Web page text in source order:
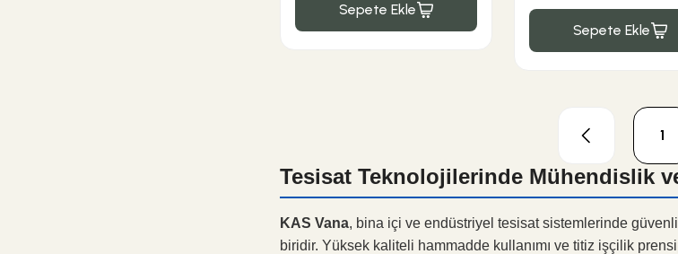
Sepete Ekle
Sepete Ekle
1
Tesisat Teknolojilerinde Mühendislik
KAS Vana, bina içi ve endüstriyel tesisat sistemlerinde
biridir. Yüksek kaliteli hammadde kullanımı ve titiz işçilik